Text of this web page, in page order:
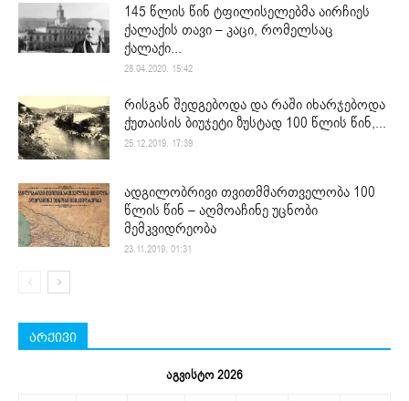
145 წლის წინ ტფილისელებმა აირჩიეს
ქალაქის თავი – კაცი, რომელსაც
ქალაქი...
28.04.2020. 15:42
რისგან შედგებოდა და რაში იხარჯებოდა
ქუთაისის ბიუჯეტი ზუსტად 100 წლის წინ,...
25.12.2019. 17:39
ადგილობრივი თვითმმართველობა 100
წლის წინ – აღმოაჩინე უცნობი
მემკვიდრეობა
23.11.2019. 01:31
არქივი
აგვისტო 2026